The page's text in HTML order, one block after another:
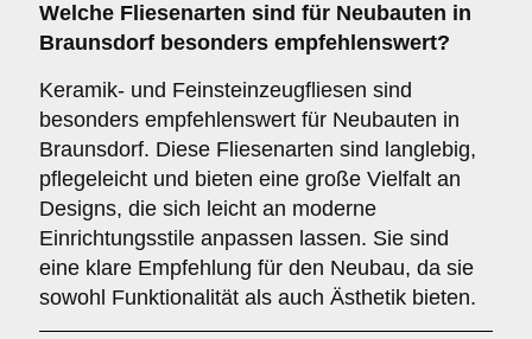
Welche Fliesenarten sind für Neubauten in
Braunsdorf besonders empfehlenswert?
Keramik- und Feinsteinzeugfliesen sind
besonders empfehlenswert für Neubauten in
Braunsdorf. Diese Fliesenarten sind langlebig,
pflegeleicht und bieten eine große Vielfalt an
Designs, die sich leicht an moderne
Einrichtungsstile anpassen lassen. Sie sind
eine klare Empfehlung für den Neubau, da sie
sowohl Funktionalität als auch Ästhetik bieten.